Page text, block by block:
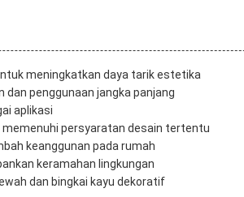
meningkatkan daya tarik estetika
penggunaan jangka panjang
aplikasi
persyaratan desain tertentu
keanggunan pada rumah
keramahan lingkungan
dan bingkai kayu dekoratif